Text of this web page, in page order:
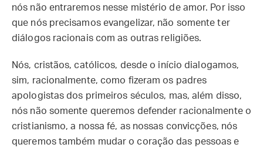
nós não entraremos nesse mistério de amor. Por isso
que nós precisamos evangelizar, não somente ter
diálogos racionais com as outras religiões.
Nós, cristãos, católicos, desde o início dialogamos,
sim, racionalmente, como fizeram os padres
apologistas dos primeiros séculos, mas, além disso,
nós não somente queremos defender racionalmente o
cristianismo, a nossa fé, as nossas convicções, nós
queremos também mudar o coração das pessoas e